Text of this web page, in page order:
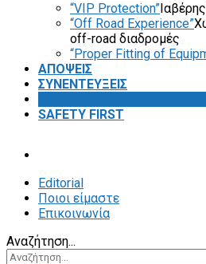
“VIP Protection”
“Off Road Experience”
off-road διαδρομές
“Proper Fitting of
ΑΠΟΨΕΙΣ
ΣΥΝΕΝΤΕΥΞΕΙΣ
SAFETY FIRST
Editorial
Ποιοι είμαστε
Επικοινωνία
Αναζήτηση...